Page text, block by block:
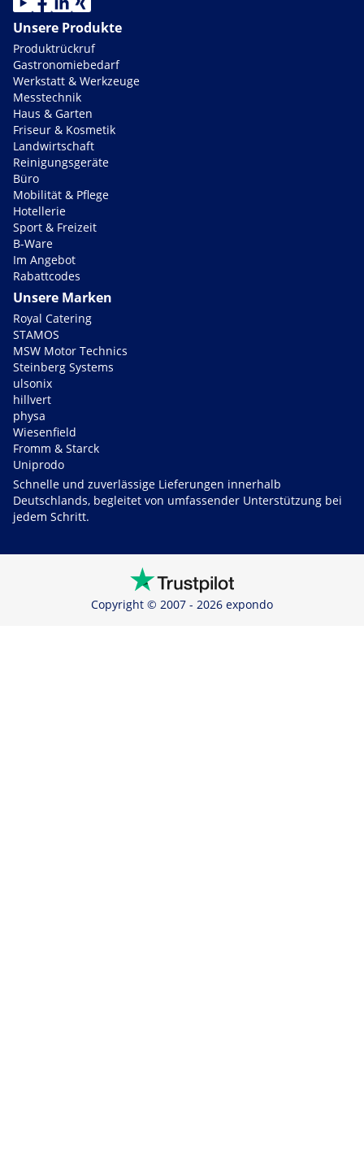
Unsere Produkte
Produktrückruf
Gastronomiebedarf
Werkstatt & Werkzeuge
Messtechnik
Haus & Garten
Friseur & Kosmetik
Landwirtschaft
Reinigungsgeräte
Büro
Mobilität & Pflege
Hotellerie
Sport & Freizeit
B-Ware
Im Angebot
Rabattcodes
Unsere Marken
Royal Catering
STAMOS
MSW Motor Technics
Steinberg Systems
ulsonix
hillvert
physa
Wiesenfield
Fromm & Starck
Uniprodo
Schnelle und zuverlässige Lieferungen innerhalb
Deutschlands, begleitet von umfassender Unterstützung bei
jedem Schritt.
Copyright © 2007 - 2026 expondo